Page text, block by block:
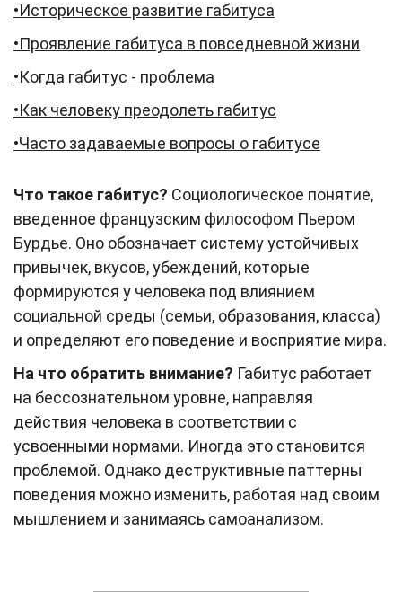
•Историческое развитие габитуса
•Проявление габитуса в повседневной жизни
•Когда габитус - проблема
•Как человеку преодолеть габитус
•Часто задаваемые вопросы о габитусе
Что такое габитус? Социологическое понятие,
введенное французским философом Пьером
Бурдье. Оно обозначает систему устойчивых
привычек, вкусов, убеждений, которые
формируются у человека под влиянием
социальной среды (семьи, образования, класса)
и определяют его поведение и восприятие мира.
На что обратить внимание? Габитус работает
на бессознательном уровне, направляя
действия человека в соответствии с
усвоенными нормами. Иногда это становится
проблемой. Однако деструктивные паттерны
поведения можно изменить, работая над своим
мышлением и занимаясь самоанализом.